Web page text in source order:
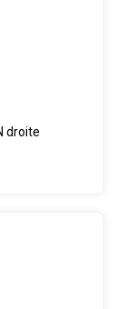
droite